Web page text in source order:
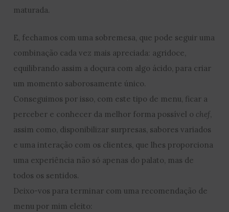
maturada.
E, fechamos com uma sobremesa, que pode seguir uma
combinação cada vez mais apreciada: agridoce,
equilibrando assim a doçura com algo ácido, para criar
um momento saborosamente único.
Conseguimos por isso, com este tipo de menu, ficar a
perceber e conhecer da melhor forma possível o chef,
assim como, disponibilizar surpresas, sabores variados
e uma interação com os clientes, que lhes proporciona
uma experiência não só apenas do palato, mas de
todos os sentidos.
Deixo-vos para terminar com uma recomendação de
menu por mim eleito: